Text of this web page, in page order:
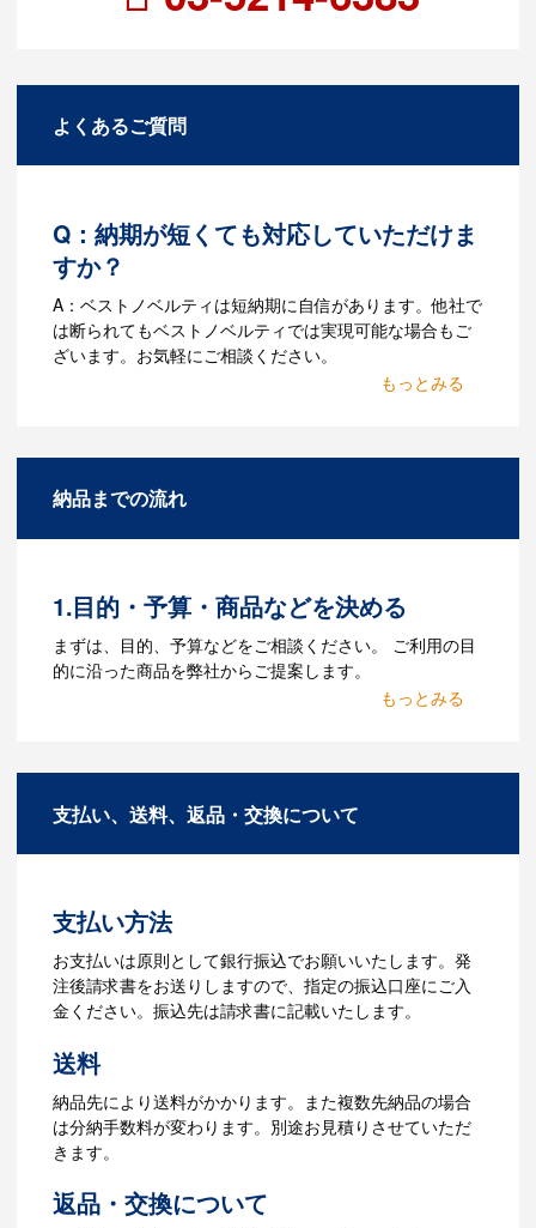
よくあるご質問
Q：納期が短くても対応していただけま
すか？
A：ベストノベルティは短納期に自信があります。他社で
は断られてもベストノベルティでは実現可能な場合もご
ざいます。お気軽にご相談ください。
があります。Adobe illustratorのaiファイ
Q：ウェブサイトに掲載され
ていないオリジナルのノベル
タマイズが可能です。お気軽にご相談く
納品までの流れ
1.目的・予算・商品などを決める
まずは、目的、予算などをご相談ください。 ご利用の目
的に沿った商品を弊社からご提案します。
お見積を弊社からお出しします。
3.発注・データ入稿
ら、ご注文書をお送りします。
【名入れをする場合】名入れに必要なデ
ータをご入稿頂き、名入れイメージをデ
ータでご確認いただきます。
4.納品
【名入れをする場合】データのご入稿後
３週間程度で納品となります。
【名入れなしの場合】在庫がある場合、3
～5営業日程度で納品となります。
ご利用ガイドをもっとみる
支払い、送料、返品・交換について
支払い方法
お支払いは原則として銀行振込でお願いいたします。発
注後請求書をお送りしますので、指定の振込口座にご入
金ください。振込先は請求書に記載いたします。
送料
納品先により送料がかかります。また複数先納品の場合
は分納手数料が変わります。別途お見積りさせていただ
きます。
返品・交換について